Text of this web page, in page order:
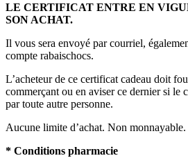
LE CERTIFICAT ENTRE EN
SON ACHAT.
Il vous sera envoyé par courriel,
compte rabaischocs.
L’acheteur de ce certificat cadeau doit
commerçant ou en aviser ce dernier si le
par toute autre personne.
Aucune limite d’achat. Non monnayable.
* Conditions pharmacie